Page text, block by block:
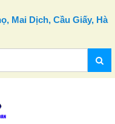
Mai Dịch, Cầu Giấy, Hà